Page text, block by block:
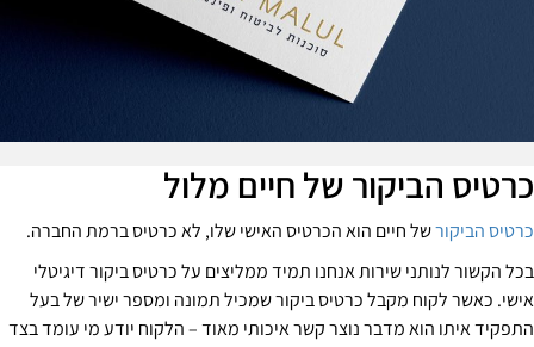
הביקור של חיים מלול
הביקורשל חיים הוא הכרטיס האישי שלו, לא כרטיס ברמת החברה.
הקשור לנותני שירות אנחנו תמיד ממליצים על כרטיס ביקור דיגיטלי
כאשר לקוח מקבל כרטיס ביקור שמכיל תמונה ומספר ישיר של בעל
איתו הוא מדבר נוצר קשר איכותי מאוד – הלקוח יודע מי עומד בצד